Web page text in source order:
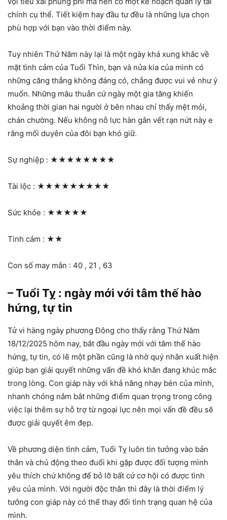
chính cụ thể. Tiết kiệm hay đầu tư đều là những lựa chọn
phù hợp với bạn vào thời điểm này.
Tuy nhiên Thứ Năm này lại là một ngày khá xung khắc về
mặt tình cảm của Tuổi Thìn, bạn và nửa kia của mình có
những căng thẳng không đáng có, chẳng được vui vẻ như ý
muốn. Những mâu thuẫn cứ ngày một gia tăng khiến
khoảng thời gian hai người ở bên nhau chỉ thấy mệt mỏi,
chán chường. Nếu không nỗ lực hàn gắn vết rạn nứt này e
rằng mối duyên của đôi bạn khó giữ.
Sự nghiệp : ★★★★★★★★
Tài lộc : ★★★★★★★★★
Sức khỏe : ★★★★★
Tình cảm : ★★
Con số may mắn : 40 , 21 , 63
– Tuổi Tỵ : ngày mới với tâm thế hào
hứng, tự tin
Tử vi hàng ngày phương Đông cho thấy rằng Thứ Năm
18/12/2025 hôm nay, bắt đầu ngày mới với tâm thế hào
hứng, tự tin, có lẽ một phần cũng là nhờ quý nhân xuất hiện
giúp bạn giải quyết những vấn đề khó khăn đang khúc mắc
trong lòng. Con giáp này với khả năng nhạy bén của mình,
nhanh chóng nắm bắt những điểm quan trọng trong công
việc lại thêm sự hỗ trợ từ ngoại lực nên mọi vấn đề đều sẽ
được giải quyết êm đẹp.
Về phương diện tình cảm, Tuổi Tỵ luôn tin tưởng vào bản
thân và chủ động theo đuổi khi gặp được đối tượng mình
yêu thích chứ không để bỏ lỡ bất cứ cơ hội có được tình
yêu của mình. Với người độc thân thì đây là thời điểm lý
tưởng con giáp này có thể thay đổi tình trạng quan hệ của
mình.